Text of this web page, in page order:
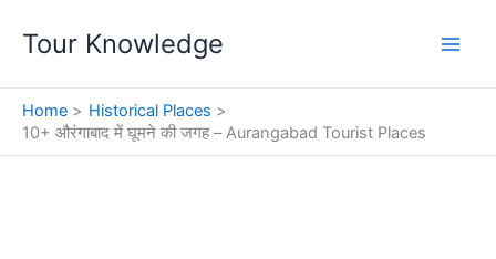
Tour Knowledge
Home
Historical Places
10+ औरंगाबाद में घूमने की जगह – Aurangabad Tourist Places